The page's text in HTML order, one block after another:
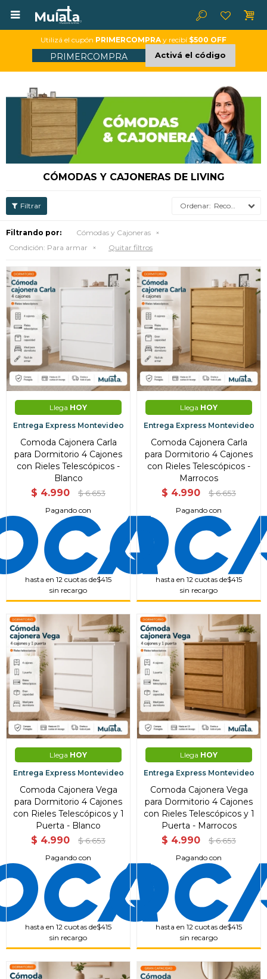

Utilizá el cupón PRIMERCOMPRA y recibí $500 OFF
PRIMERCOMPRA Activá el código
CÓMODAS Y CAJONERAS DE LIVING
Recomendados
Filtrando por:
Cómodas y Cajoneras
Condición: Para armar Quitar filtros
Llega HOY
Entrega Express Montevideo
Comoda Cajonera Carla
para Dormitorio 4 Cajones
con Rieles Telescópicos -
Blanco
$ 4.990 $ 6.653
Pagando con
hasta en 12 cuotas de$415
sin recargo
Llega HOY
Entrega Express Montevideo
Comoda Cajonera Carla
para Dormitorio 4 Cajones
con Rieles Telescópicos -
Marrocos
$ 4.990 $ 6.653
Pagando con
hasta en 12 cuotas de$415
sin recargo
Llega HOY
Entrega Express Montevideo
Comoda Cajonera Vega
para Dormitorio 4 Cajones
con Rieles Telescópicos y 1
Puerta - Blanco
$ 4.990 $ 6.653
Pagando con
hasta en 12 cuotas de$415
sin recargo
Llega HOY
Entrega Express Montevideo
Comoda Cajonera Vega
para Dormitorio 4 Cajones
con Rieles Telescópicos y 1
Puerta - Marrocos
$ 4.990 $ 6.653
Pagando con
hasta en 12 cuotas de$415
sin recargo